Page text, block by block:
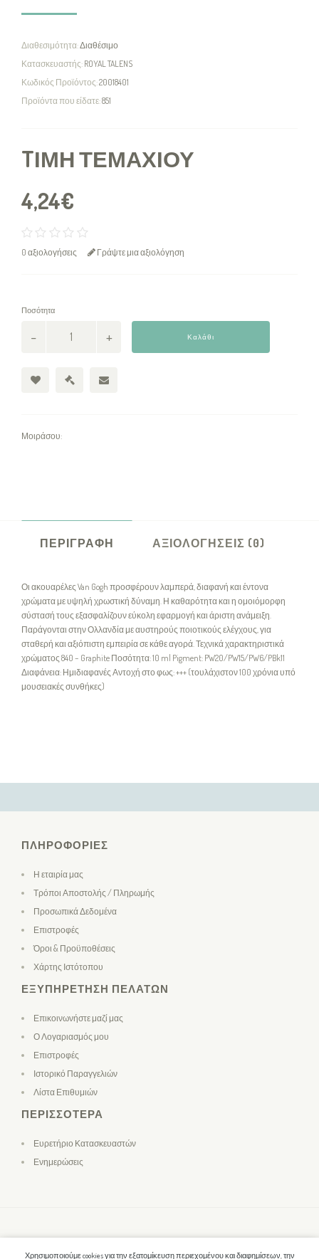
Χρησιμοποιούμε cookies για την εξατομίκευση περιεχομένου και διαφημίσεων, την
Διαθεσιμότητα:Διαθέσιμο
Κατασκευαστής: ROYAL TALENS
Κωδικός Προϊόντος:20018401
Προϊόντα που είδατε:851
TΙΜΉ ΤΕΜΑΧΊΟΥ
4,24€
0 αξιολογήσεις Γράψτε μια αξιολόγηση
Ποσότητα
Καλάθι
Μοιράσου:
ΠΕΡΙΓΡΑΦΉ ΑΞΙΟΛΟΓΉΣΕΙΣ (0)
Οι ακουαρέλες Van Gogh προσφέρουν λαμπερά, διαφανή και έντονα
χρώματα με υψηλή χρωστική δύναμη. Η καθαρότητα και η ομοιόμορφη
σύστασή τους εξασφαλίζουν εύκολη εφαρμογή και άριστη ανάμειξη.
Παράγονται στην Ολλανδία με αυστηρούς ποιοτικούς ελέγχους, για
σταθερή και αξιόπιστη εμπειρία σε κάθε αγορά. Τεχνικά χαρακτηριστικά
χρώματος 840 – Graphite Ποσότητα: 10 ml Pigment: PW20/PW15/PW6/PBk11
Διαφάνεια: Ημιδιαφανές Αντοχή στο φως: +++ (τουλάχιστον 100 χρόνια υπό
μουσειακές συνθήκες)
ΠΛΗΡΟΦΟΡΊΕΣ
Η εταιρία μας
Τρόποι Αποστολής / Πληρωμής
Προσωπικά Δεδομένα
Επιστροφές
Όροι & Προϋποθέσεις
Χάρτης Ιστότοπου
ΕΞΥΠΗΡΈΤΗΣΗ ΠΕΛΑΤΏΝ
Επικοινωνήστε μαζί μας
Ο Λογαριασμός μου
Επιστροφές
Ιστορικό Παραγγελιών
Λίστα Επιθυμιών
ΠΕΡΙΣΣΌΤΕΡΑ
Ευρετήριο Κατασκευαστών
Ενημερώσεις